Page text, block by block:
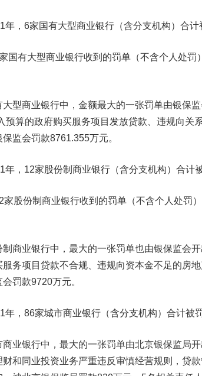
， 6家国有大型商业银行 （含分支机构）合
有大型商业银行收到的罚单（不含个人处罚
商业银行中，金额最大的一张罚单由银保监
预算的政府购买服务项目发放贷款、违规向关
保监会罚款8761.355万元。
， 12家股份制商业银行 （含分支机构）合计
份制商业银行收到的罚单（不含个人处罚）
业银行中，最大的一张罚单也由银保监会开
服务项目贷款不合规、违规向资本金不足的房
会罚款9720万元。
， 86家城市商业银行 （含分支机构）合计被
商业银行中 ，最大的一张罚单由北京银保监局
财和同业投资业务严重违反审慎经营规则，贷